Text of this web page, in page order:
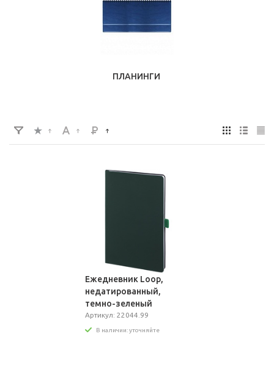
ПЛАНИНГИ
Ежедневник Loop,
недатированный,
темно-зеленый
Артикул: 22044.99
В наличии: уточняйте